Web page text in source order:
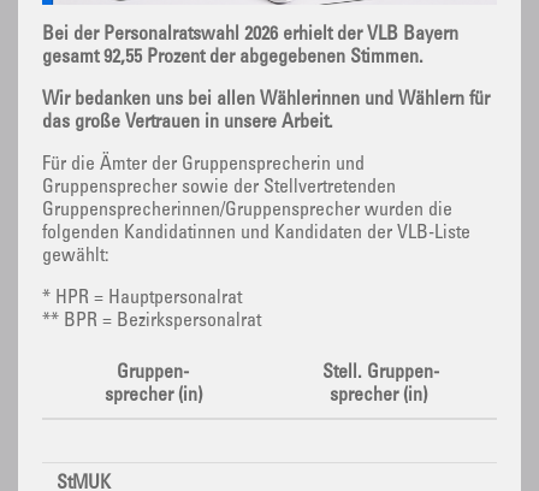
Bei der Personalratswahl 2026 erhielt der VLB Bayern
gesamt 92,55 Prozent der abgegebenen Stimmen.
Wir bedanken uns bei allen Wählerinnen und Wählern für
das große Vertrauen in unsere Arbeit.
Für die Ämter der Gruppensprecherin und
Gruppensprecher sowie der Stellvertretenden
Gruppensprecherinnen/Gruppensprecher wurden die
folgenden Kandidatinnen und Kandidaten der VLB-Liste
gewählt:
* HPR = Hauptpersonalrat
** BPR = Bezirkspersonalrat
Gruppen-
sprecher (in)
Stell. Gruppen-
sprecher (in)
StMUK